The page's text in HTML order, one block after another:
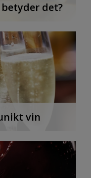
betyder det?
vin